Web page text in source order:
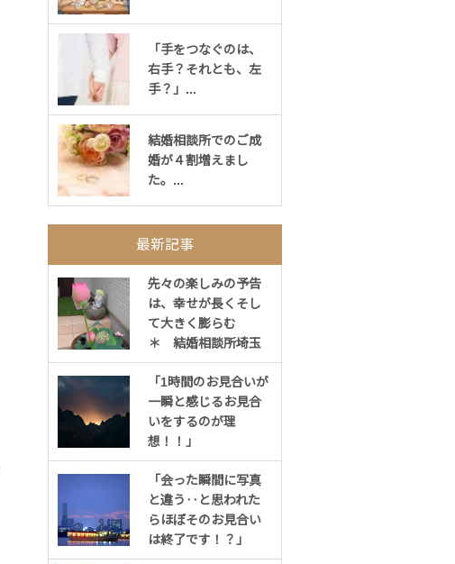
「手をつなぐのは、
右手？それとも、左
手？」...
結婚相談所でのご成
婚が４割増えまし
た。...
最新記事
先々の楽しみの予告
は、幸せが長くそし
て大きく膨らむ
＊ 結婚相談所埼玉
「1時間のお見合いが
一瞬と感じるお見合
いをするのが理
想！！」
「会った瞬間に写真
と違う‥と思われた
らほぼそのお見合い
は終了です！？」